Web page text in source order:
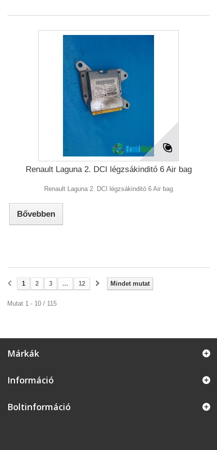
Renault Laguna 2. DCI légzsákinditó 6 Air bag
Renault Laguna 2. DCI légzsákinditó 6 Air bag
Bővebben
Mindet mutat
1 2 3 ... 12
Mutat 1 - 10 / 115
Márkák
Információ
Boltinformáció